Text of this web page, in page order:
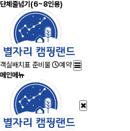
단체줄넘기(6~8인용)
객실배치표 준비물
예약
메인메뉴